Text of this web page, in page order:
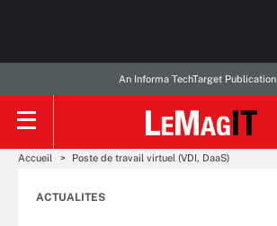
An Informa TechTarget Publication
Accueil Poste de travail virtuel (VDI, DaaS)
ACTUALITES